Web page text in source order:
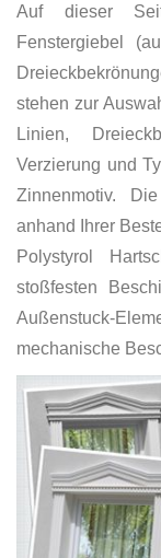
Auf dieser
Fenstergiebel
stehen zur
Linien,
Verzierung und
Zinnenmotiv.
anhand Ihrer
Polystyrol
stoßfesten
Außenstuck-
mechanische